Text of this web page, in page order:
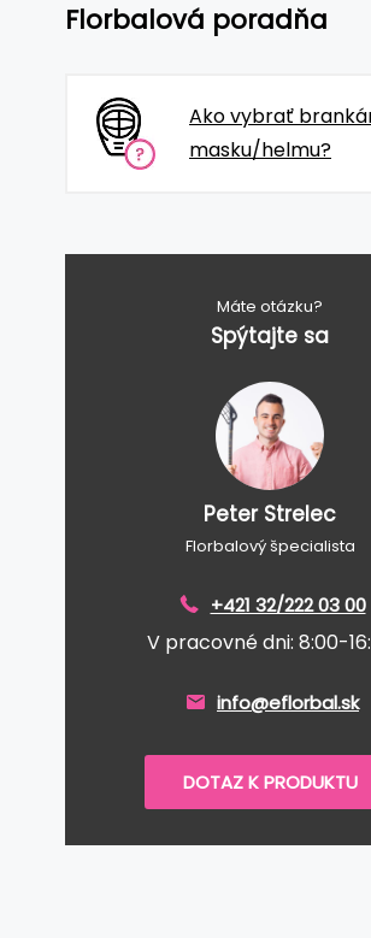
Florbalová poradňa
Ako vybrať
masku/helmu?
Máte otázku?
Spýtajte sa
Peter Strelec
Florbalový špecialista
+421 32/222 03 00
V pracovné dni: 8:00-
info@eflorbal.sk
DOTAZ K PRODUKTU